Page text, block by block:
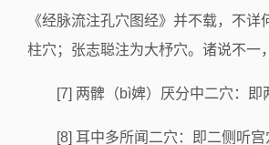
《经脉流注孔穴图经》并不载，不详
柱穴；张志聪注为大杼穴。诸说不一
[7] 两髀（bì婢）厌分中二穴：即
[8] 耳中多所闻二穴：即二侧听宫